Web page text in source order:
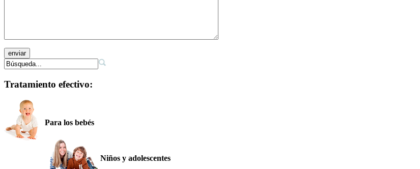
Tratamiento efectivo:
Para los bebés
Niños y adolescentes